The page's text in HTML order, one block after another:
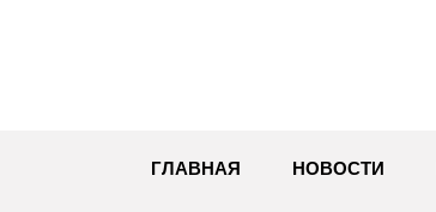
ГЛАВНАЯ НОВОСТИ